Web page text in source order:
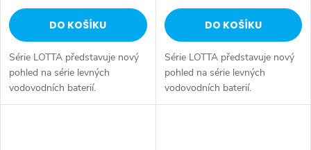
DO KOŠÍKU
Série LOTTA představuje nový
pohled na série levných
vodovodních baterií.
Umyvadlová stojánková baterie
DO KOŠÍKU
Série LOTTA představuje nový
pohled na série levných
vodovodních baterií.
Umyvadlová stojánková baterie